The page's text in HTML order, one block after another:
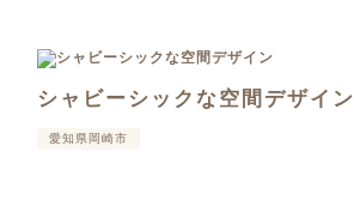
シャビーシックな空間デザイン
愛知県岡崎市